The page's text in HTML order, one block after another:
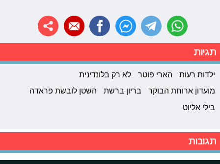
תגיות
ילדות רעות הארי פוטר
לא רק בלונדינית
מועדון ארוחת הבוקר
בריון ברשת
השטן לובשת פראדה
בילי אליוט
תגובות